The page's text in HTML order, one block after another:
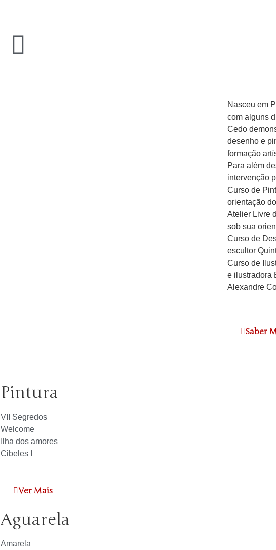
Nasceu em
com alguns
Cedo
desenho e
formação
Para além
intervenção
Curso de
orientação
Atelier Livre
sob sua
Curso de
escultor
Curso de
e ilustradora
Alexandre
Saber
Pintura
VII Segredos
Welcome
Ilha dos amores
Cibeles I
Ver Mais
Aguarela
Amarela